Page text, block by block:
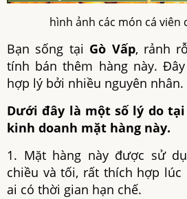
hình ảnh các món cá viên
Bạn sống tại Gò Vấp, rảnh
tính bán thêm hàng này.
hợp lý bởi nhiều nguyên nhân.
Dưới đây là một số lý do tại
kinh doanh mặt hàng này.
1. Mặt hàng này được sử
chiều và tối, rất thích hợp
ai có thời gian hạn chế.